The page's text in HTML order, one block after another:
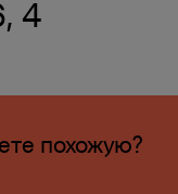
4
похожую?